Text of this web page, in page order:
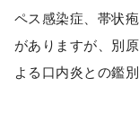
ペス感染症、帯状
がありますが、別
よる口内炎との鑑